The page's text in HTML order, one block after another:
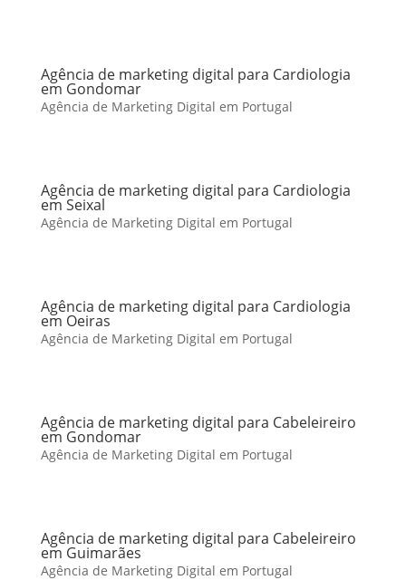
Agência de marketing digital para Cardiologia
em Gondomar
Agência de Marketing Digital em Portugal
Agência de marketing digital para Cardiologia
em Seixal
Agência de Marketing Digital em Portugal
Agência de marketing digital para Cardiologia
em Oeiras
Agência de Marketing Digital em Portugal
Agência de marketing digital para Cabeleireiro
em Gondomar
Agência de Marketing Digital em Portugal
Agência de marketing digital para Cabeleireiro
em Guimarães
Agência de Marketing Digital em Portugal